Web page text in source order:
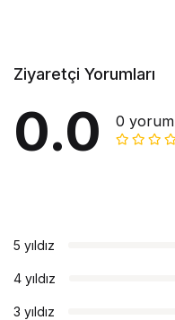
Ziyaretçi Yorumları
0.0 0 yorum
5 yıldız
4 yıldız
3 yıldız